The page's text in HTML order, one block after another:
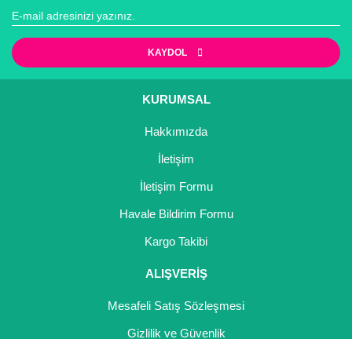
KAYDOL
KURUMSAL
Hakkımızda
İletişim
İletişim Formu
Havale Bildirim Formu
Kargo Takibi
ALIŞVERİŞ
Mesafeli Satış Sözleşmesi
Gizlilik ve Güvenlik